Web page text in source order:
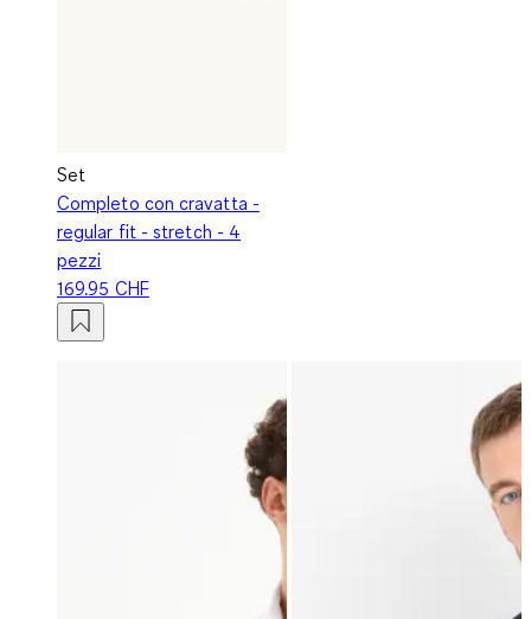
Set
Completo con cravatta -
regular fit - stretch - 4
pezzi
169.95 CHF